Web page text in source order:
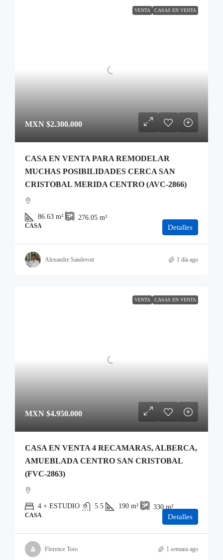
VENTA CASAS EN VENTA
MXN $2.300.000
CASA EN VENTA PARA REMODELAR
MUCHAS POSIBILIDADES CERCA SAN
CRISTOBAL MERIDA CENTRO (AVC-2866)
86.63 m² 276.05 m²
CASA Detalles
Alexandre Sandevoir 1 día ago
VENTA CASAS EN VENTA
MXN $4.950.000
CASA EN VENTA 4 RECAMARAS, ALBERCA,
AMUEBLADA CENTRO SAN CRISTOBAL
(FVC-2863)
4 + ESTUDIO 5.5 190 m² 330m²
CASA Detalles
Florence Toro 1 semana ago